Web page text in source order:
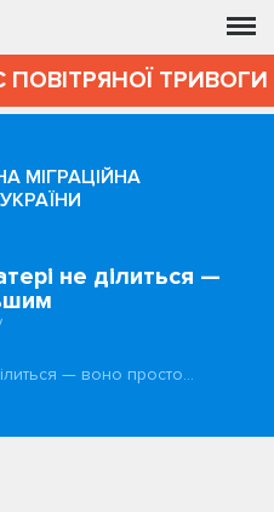
ТРИВОГИ
МІГРАЦІЙНА
не ділиться —
— воно просто…